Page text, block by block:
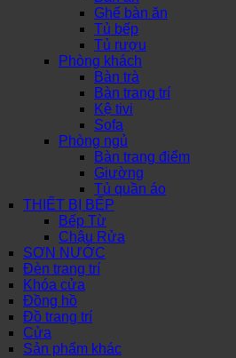
Ghế bàn ăn
Tủ bếp
Tủ rượu
Phòng khách
Bàn trà
Bàn trang trí
Kệ tivi
Sofa
Phòng ngủ
Bàn trang điểm
Giường
Tủ quần áo
THIẾT BỊ BẾP
Bếp Từ
Chậu Rửa
SƠN NƯỚC
Đèn trang trí
Khóa cửa
Đồng hồ
Đồ trang trí
Cửa
Sản phẩm khác